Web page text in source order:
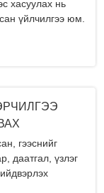
хасуулах нь
үйлчилгээ юм.
гээснийг
даатгал, үзлэг